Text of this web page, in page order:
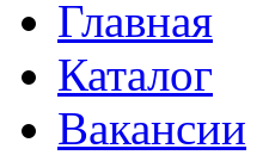
Главная
Каталог
Вакансии